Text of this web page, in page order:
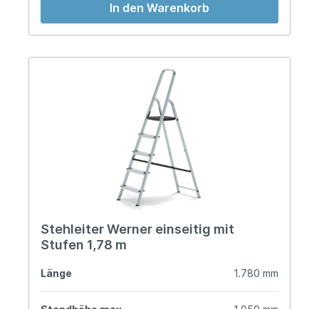
In den Warenkorb
Stehleiter Werner einseitig mit
Stufen 1,78 m
Länge 1.780 mm